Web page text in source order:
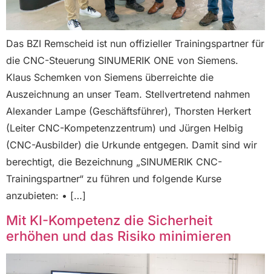
Das BZI Remscheid ist nun offizieller Trainingspartner für
die CNC-Steuerung SINUMERIK ONE von Siemens.
Klaus Schemken von Siemens überreichte die
Auszeichnung an unser Team. Stellvertretend nahmen
Alexander Lampe (Geschäftsführer), Thorsten Herkert
(Leiter CNC-Kompetenzzentrum) und Jürgen Helbig
(CNC-Ausbilder) die Urkunde entgegen. Damit sind wir
berechtigt, die Bezeichnung „SINUMERIK CNC-
Trainingspartner“ zu führen und folgende Kurse
anzubieten: • […]
Mit KI-Kompetenz die Sicherheit
erhöhen und das Risiko minimieren